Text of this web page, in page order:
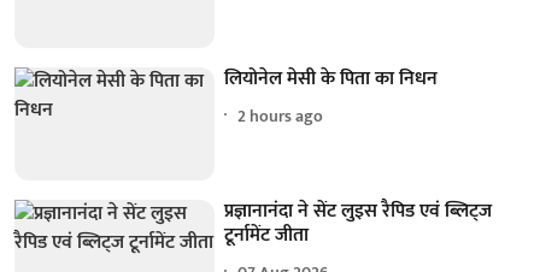
लियोनेल मेसी के पिता का निधन
2 hours ago
प्रज्ञानानंदा ने सेंट लुइस रैपिड एवं ब्लिट्ज
टूर्नामेंट जीता